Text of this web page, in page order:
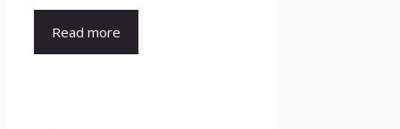
Read more